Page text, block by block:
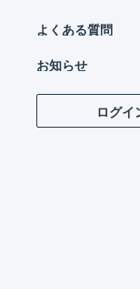
よくある質問
お知らせ
ログイ
年1月
投稿日
2025年01月15日